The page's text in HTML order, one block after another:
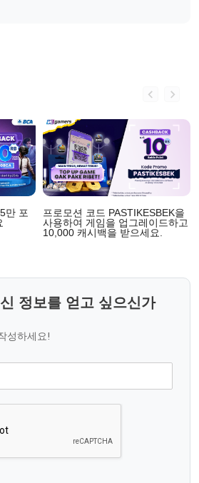
만 포
프로모션 코드 PASTIKESBEK을
사용하여 게임을 업그레이드하고
10,000 캐시백을 받으세요.
정보를 얻고 싶으신가
성하세요!